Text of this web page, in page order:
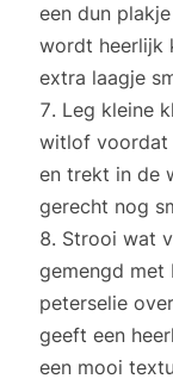
een dun
wordt heerlijk
extra laagje
Leg kleine
witlof voordat
en trekt in de
gerecht nog
Strooi wat
gemengd met
peterselie
geeft een
een mooi